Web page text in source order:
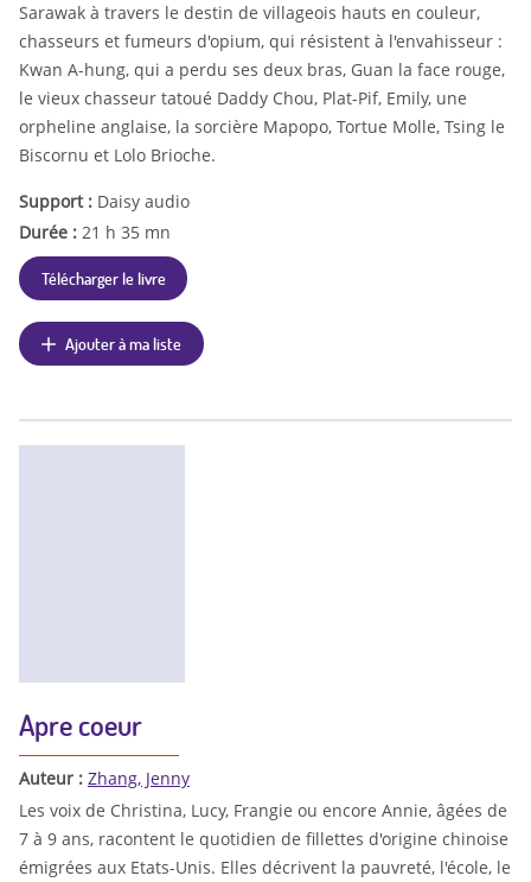
Sarawak à travers le destin de villageois hauts en couleur,
chasseurs et fumeurs d'opium, qui résistent à l'envahisseur :
Kwan A-hung, qui a perdu ses deux bras, Guan la face rouge,
le vieux chasseur tatoué Daddy Chou, Plat-Pif, Emily, une
orpheline anglaise, la sorcière Mapopo, Tortue Molle, Tsing le
Biscornu et Lolo Brioche.
Support : Daisy audio
Durée : 21 h 35 mn
Télécharger le livre
Ajouter à ma liste
Apre coeur
Auteur : Zhang, Jenny
Les voix de Christina, Lucy, Frangie ou encore Annie, âgées de
7 à 9 ans, racontent le quotidien de fillettes d'origine chinoise
émigrées aux Etats-Unis. Elles décrivent la pauvreté, l'école, le